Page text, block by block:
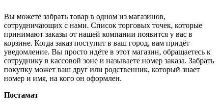
Вы можете забрать товар в одном из магазинов,
сотрудничающих с нами. Список торговых точек, которые
принимают заказы от нашей компании появится у вас в
корзине. Когда заказ поступит в ваш город, вам придёт
уведомление. Вы просто идёте в этот магазин, обращаетесь к
сотруднику в кассовой зоне и называете номер заказа. Забрать
покупку может ваш друг или родственник, который знает
номер и имя, на кого он оформлен.
Постамат